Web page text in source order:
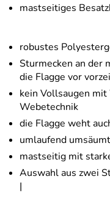
mastseitiges
robustes
Sturmecken an der
die Flagge vor
kein Vollsaugen
Webetechnik
die Flagge weht
umlaufend
mastseitig mit
Auswahl aus zwei
|